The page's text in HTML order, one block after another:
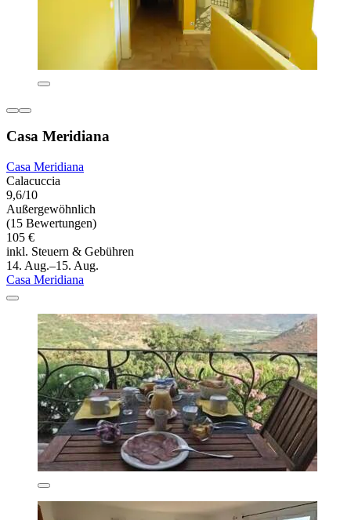
Casa Meridiana
Casa Meridiana
Calacuccia
9,6/10
Außergewöhnlich
(15 Bewertungen)
105 €
inkl. Steuern & Gebühren
14. Aug.–15. Aug.
Casa Meridiana